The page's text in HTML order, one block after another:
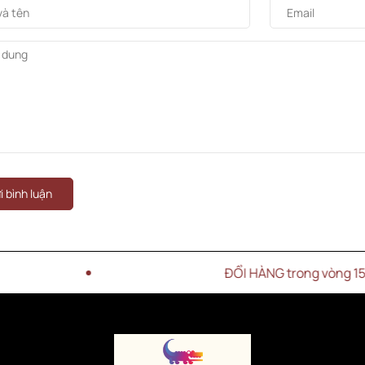
bình luận
ĐỔI HÀNG trong vòng 15 NGÀY